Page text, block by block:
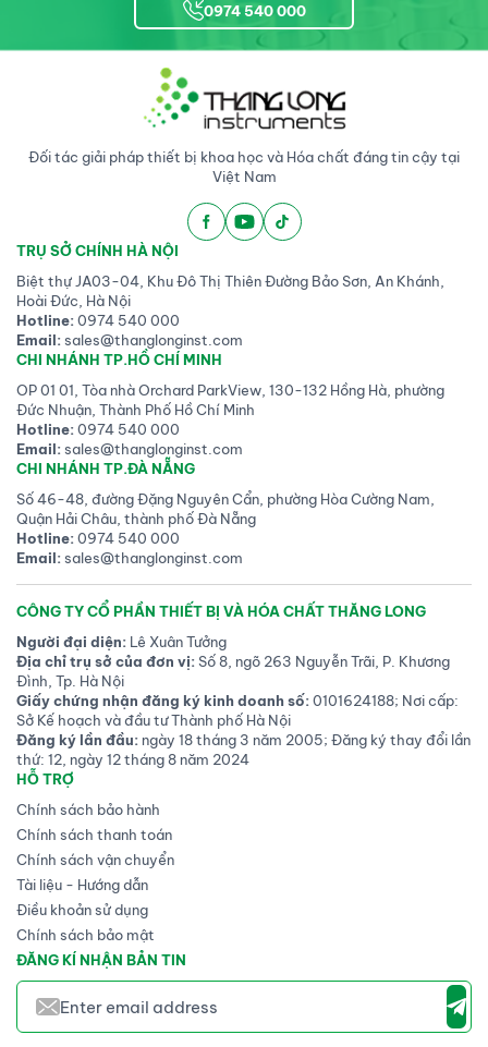
0974 540 000
Đối tác giải pháp thiết bị khoa học và Hóa chất đáng tin cậy tại
Việt Nam
TRỤ SỞ CHÍNH HÀ NỘI
Biệt thự JA03-04, Khu Đô Thị Thiên Đường Bảo Sơn, An Khánh,
Hoài Đức, Hà Nội
Hotline:0974 540 000
Email:sales@thanglonginst.com
CHI NHÁNH TP.HỒ CHÍ MINH
OP 01 01, Tòa nhà Orchard ParkView, 130-132 Hồng Hà, phường
Đức Nhuận, Thành Phố Hồ Chí Minh
Hotline:0974 540 000
Email:sales@thanglonginst.com
CHI NHÁNH TP.ĐÀ NẴNG
Số 46-48, đường Đặng Nguyên Cẩn, phường Hòa Cường Nam,
Quận Hải Châu, thành phố Đà Nẵng
Hotline:0974 540 000
Email:sales@thanglonginst.com
CÔNG TY CỔ PHẦN THIẾT BỊ VÀ HÓA CHẤT THĂNG LONG
Người đại diện: Lê Xuân Tưởng
Địa chỉ trụ sở của đơn vị:Số 8, ngõ 263 Nguyễn Trãi, P. Khương
Đình, Tp. Hà Nội
Giấy chứng nhận đăng ký kinh doanh số:0101624188; Nơi cấp:
Sở Kế hoạch và đầu tư Thành phố Hà Nội
Đăng ký lần đầu: ngày 18 tháng 3 năm 2005; Đăng ký thay đổi lần
thứ: 12, ngày 12 tháng 8 năm 2024
HỖ TRỢ
Chính sách bảo hành
Chính sách thanh toán
Chính sách vận chuyển
Tài liệu - Hướng dẫn
Điều khoản sử dụng
Chính sách bảo mật
ĐĂNG KÍ NHẬN BẢN TIN